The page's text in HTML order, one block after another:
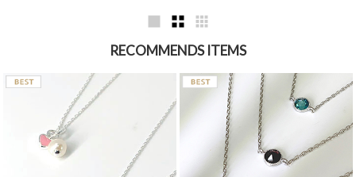
RECOMMENDS ITEMS